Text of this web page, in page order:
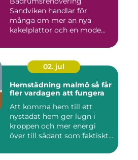
Sandviken handlar för
många om mer än nya
kakelplattor och en mode...
02. jul
Hemstädning malmö så får
fler vardagen att fungera
Att komma hem till ett
nystädat hem ger lugn i
kroppen och mer energi
över till sådant som faktiskt